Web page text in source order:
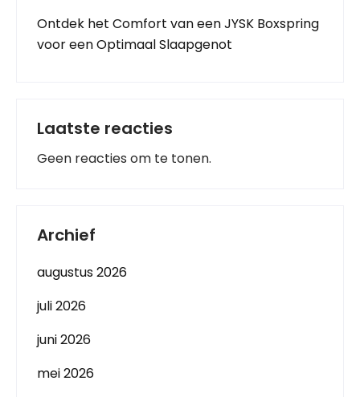
Ontdek het Comfort van een JYSK Boxspring
voor een Optimaal Slaapgenot
Laatste reacties
Geen reacties om te tonen.
Archief
augustus 2026
juli 2026
juni 2026
mei 2026